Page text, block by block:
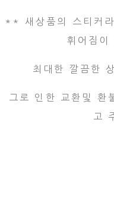
** 새상품의 스티커
휘어짐이
최대한 깔끔한
그로 인한 교환및 환
고